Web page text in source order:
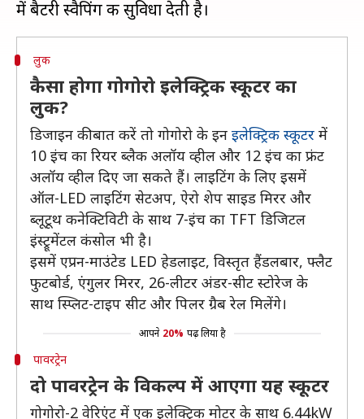
लुक
कैसा होगा गोगोरो इलेक्ट्रिक स्कूटर का
लुक?
डिजाइन की बात करें तो गोगोरो के इन इलेक्ट्रिक स्कूटर में
10 इंच का रियर ब्लैक अलॉय व्हील और 12 इंच का फ्रंट
अलॉय व्हील दिए जा सकते हैं। लाइटिंग के लिए इसमें
ऑल-LED लाइटिंग सेटअप, ऐरो शेप साइड मिरर और
ब्लूटूथ कनेक्टिविटी के साथ 7-इंच का TFT डिजिटल
इंस्ट्रूमेंटल कंसोल भी है।
इसमें एप्रन-माउंटेड LED हेडलाइट, विस्तृत हैंडलबार, फ्लैट
फुटबोर्ड, एंगुलर मिरर, 26-लीटर अंडर-सीट स्टोरेज के
साथ स्प्लिट-टाइप सीट और पिलर ग्रैब रेल मिलेंगे।
आपने 20% पढ़ लिया है
पावरट्रेन
दो पावरट्रेन के विकल्प में आएगा यह स्कूटर
गोगोरो-2 वेरिएंट में एक इलेक्ट्रिक मोटर के साथ 6.44kW